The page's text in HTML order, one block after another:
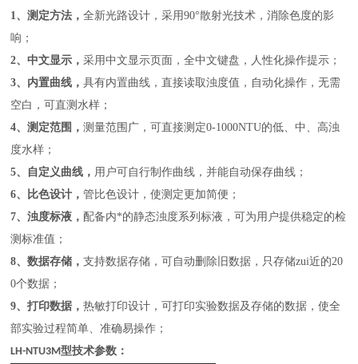
1、测定方法，全新光路设计，采用90°散射光技术，消除色度的影
响；
2、中文显示，采用中文显示页面，全中文键盘，人性化操作提示；
3、 内置曲线，具有内置曲线，直接读取浊度值，自动化操作，无需
空白，可直测水样；
4、测定范围，测量范围广，可直接测定0-1000NTU的低、中、高浊
度水样；
5、
自定义曲线， 用户可自行制作曲线，并能自动保存曲线；
6、
比色设计，管比色设计，使测定更加简便；
7、浊度标液， 配备内*的静态浊度系列标液，可为用户提供稳定的检
测标准值；
8、数据存储，支持数据存储，可自动删除旧数据，只存储zui近的20
0个数据；
9、打印数据，热敏打印设计，可打印实验数据及存储的数据，使全
部实验过程简单、准确易操作；
LH-NTU3M型技术参数：